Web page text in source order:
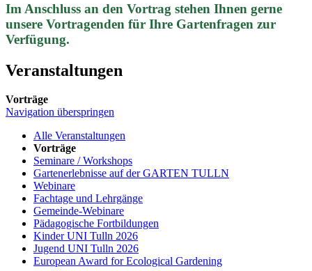
Im Anschluss an den Vortrag stehen Ihnen gerne
unsere Vortragenden für Ihre Gartenfragen zur
Verfügung.
Veranstaltungen
Vorträge
Navigation überspringen
Alle Veranstaltungen
Vorträge
Seminare / Workshops
Gartenerlebnisse auf der GARTEN TULLN
Webinare
Fachtage und Lehrgänge
Gemeinde-Webinare
Pädagogische Fortbildungen
Kinder UNI Tulln 2026
Jugend UNI Tulln 2026
European Award for Ecological Gardening